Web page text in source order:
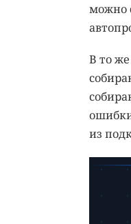
можно
В то
из